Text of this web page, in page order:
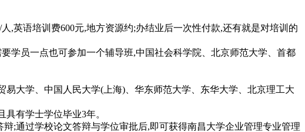
,英语培训费600元,地方资源约;办结业后一次性付款,还有就是对培训的
学员一点也可参加一个辅导班,中国社会科学院、北京师范大学、首都
大学、中国人民大学(上海)、华东师范大学、东华大学、北京理工大
有学士学位毕业3年。
;通过学校论文答辩与学位审批后,即可获得南昌大学企业管理专业管理